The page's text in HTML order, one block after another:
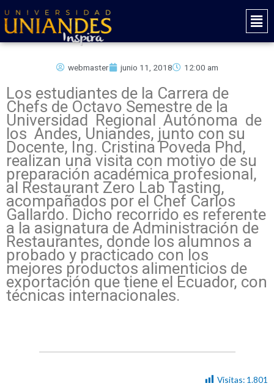
al
contenido
Main
webmaster junio 11, 2018 12:00 am
Los estudiantes de la Carrera de
Chefs de Octavo Semestre de la
Universidad Regional Autónoma de
los Andes, Uniandes, junto con su
Docente, Ing. Cristina Poveda Phd,
realizan una visita con motivo de su
preparación académica profesional,
al Restaurant Zero Lab Tasting,
acompañados por el Chef Carlos
Gallardo. Dicho recorrido es referente
a la asignatura de Administración de
Restaurantes, donde los alumnos a
probado y practicado con los
mejores productos alimenticios de
exportación que tiene el Ecuador, con
técnicas internacionales.
Visitas: 1.801